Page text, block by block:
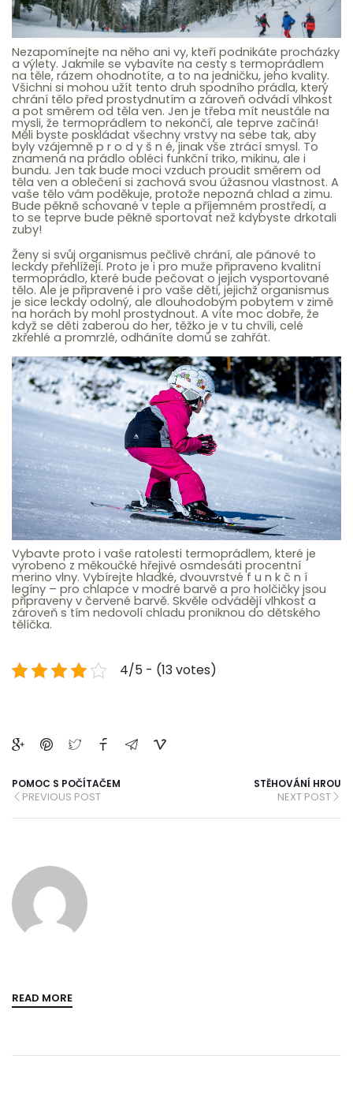
Nezapomínejte na něho ani vy, kteří podnikáte procházky
a výlety. Jakmile se vybavíte na cesty s termoprádlem
na těle, rázem ohodnotíte, a to na jedničku, jeho kvality.
Všichni si mohou užít tento druh spodního prádla, který
chrání tělo před prostydnutím a zároveň odvádí vlhkost
a pot směrem od těla ven. Jen je třeba mít neustále na
mysli, že termoprádlem to nekončí, ale teprve začíná!
Měli byste poskládat všechny vrstvy na sebe tak, aby
byly vzájemně p r o d y š n é, jinak vše ztrácí smysl. To
znamená na prádlo obléci funkční triko, mikinu, ale i
bundu. Jen tak bude moci vzduch proudit směrem od
těla ven a oblečení si zachová svou úžasnou vlastnost. A
vaše tělo vám poděkuje, protože nepozná chlad a zimu.
Bude pěkně schované v teple a příjemném prostředí, a
to se teprve bude pěkně sportovat než kdybyste drkotali
zuby!
Ženy si svůj organismus pečlivě chrání, ale pánové to
leckdy přehlížejí. Proto je i pro muže připraveno kvalitní
termoprádlo, které bude pečovat o jejich vysportované
tělo. Ale je připravené i pro vaše děti, jejichž organismus
je sice leckdy odolný, ale dlouhodobým pobytem v zimě
na horách by mohl prostydnout. A víte moc dobře, že
když se děti zaberou do her, těžko je v tu chvíli, celé
zkřehlé a promrzlé, odháníte domů se zahřát.
Vybavte proto i vaše ratolesti termoprádlem, které je
vyrobeno z měkoučké hřejivé osmdesáti procentní
merino vlny. Vybírejte hladké, dvouvrstvé f u n k č n í
legíny – pro chlapce v modré barvě a pro holčičky jsou
připraveny v červené barvě. Skvěle odvádějí vlhkost a
zároveň s tím nedovolí chladu proniknou do dětského
tělíčka.
4/5 - (13 votes)
POMOC S POČÍTAČEM
PREVIOUS POST
STĚHOVÁNÍ HROU
NEXT POST
READ MORE